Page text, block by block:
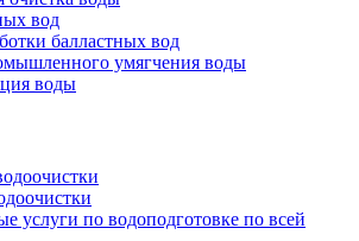
вод
балластных вод
умягчения воды
воды
услуги по водоподготовке по всей